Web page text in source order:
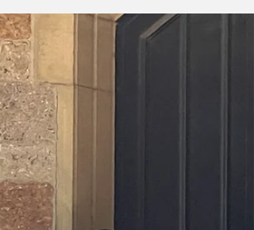
Change
９月から新シーズンが始まり、新しいクラス編
成、新しい振り付けの練習、新しいスキルの習得
のために各クラス励んでいた矢先、突然練習がで
きるスタジオを失いました（涙） 不幸中の幸い
２週間レッスンがお休みの予定だった週に知らせ
を受けました。...